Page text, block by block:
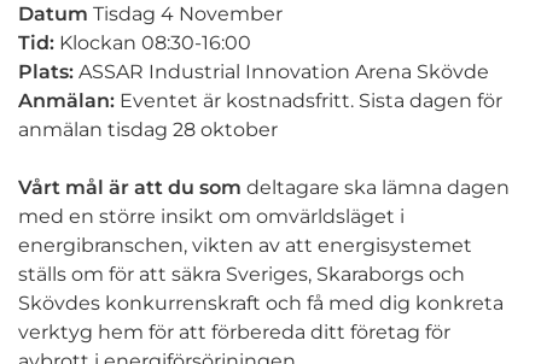
Datum Tisdag 4 November
Tid: Klockan 08:30-16:00
Plats: ASSAR Industrial Innovation Arena Skövde
Anmälan: Eventet är kostnadsfritt. Sista dagen för
anmälan tisdag 28 oktober
Vårt mål är att du som deltagare ska lämna dagen
med en större insikt om omvärldsläget i
energibranschen, vikten av att energisystemet
ställs om för att säkra Sveriges, Skaraborgs och
Skövdes konkurrenskraft och få med dig konkreta
verktyg hem för att förbereda ditt företag för